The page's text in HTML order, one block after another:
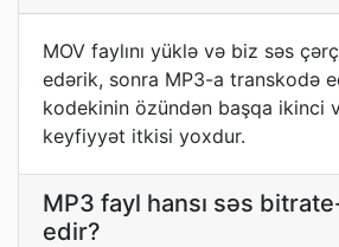
MOV faylını yüklə və biz səs
edərik, sonra MP3-a transkodə
kodekinin özündən başqa ikinci
keyfiyyət itkisi yoxdur.
MP3 fayl hansı səs
edir?